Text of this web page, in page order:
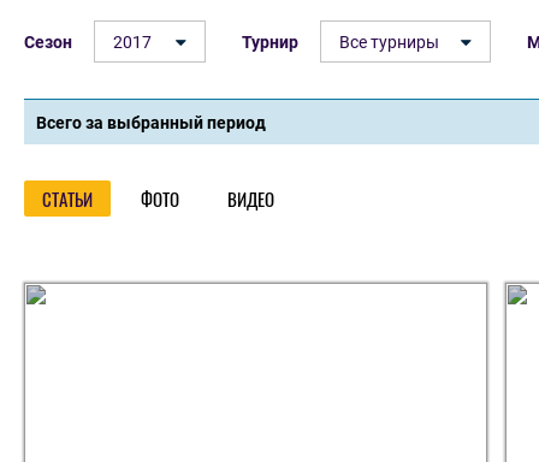
Сезон 2017 Турнир Все турниры
Всего за выбранный период
СТАТЬИ ФОТО ВИДЕО